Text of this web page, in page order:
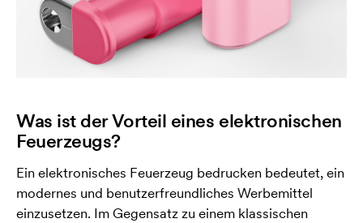
Was ist der Vorteil eines elektronischen
Feuerzeugs?
Ein elektronisches Feuerzeug bedrucken bedeutet, ein
modernes und benutzerfreundliches Werbemittel
einzusetzen. Im Gegensatz zu einem klassischen